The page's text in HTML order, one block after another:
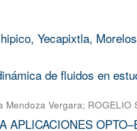
Yecapixtla, Morelos
de fluidos en
Mendoza Vergara; ROGELIO
APLICACIONES